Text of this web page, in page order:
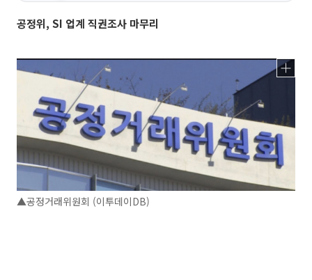
공정위, SI 업계 직권조사 마무리
▲공정거래위원회 (이투데이DB)